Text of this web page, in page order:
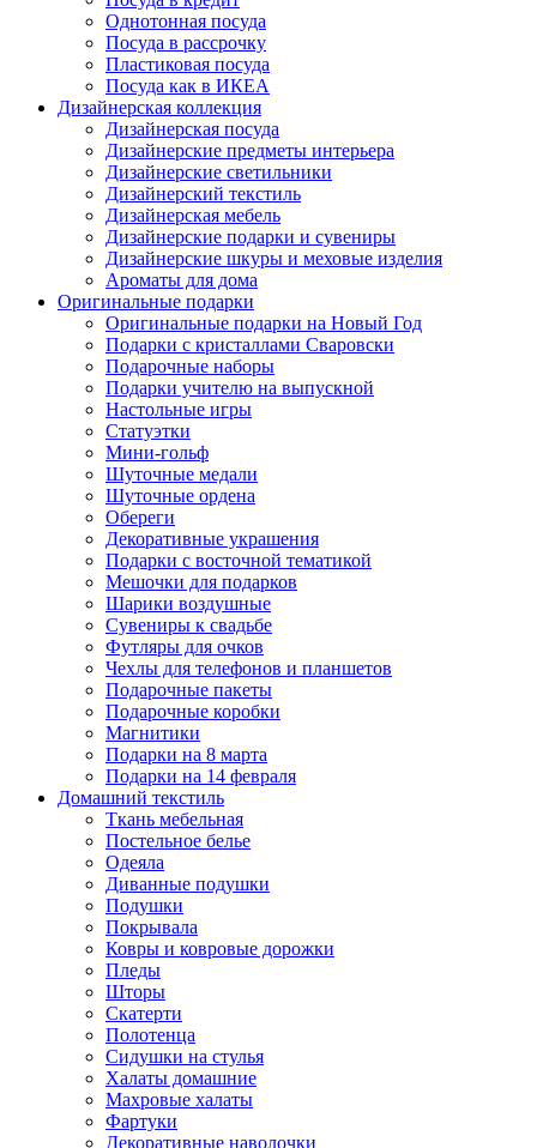
Однотонная посуда
Посуда в рассрочку
Пластиковая посуда
Посуда как в ИКЕА
Дизайнерская коллекция
Дизайнерская посуда
Дизайнерские предметы интерьера
Дизайнерские светильники
Дизайнерский текстиль
Дизайнерская мебель
Дизайнерские подарки и сувениры
Дизайнерские шкуры и меховые изделия
Ароматы для дома
Оригинальные подарки
Оригинальные подарки на Новый Год
Подарки с кристаллами Сваровски
Подарочные наборы
Подарки учителю на выпускной
Настольные игры
Статуэтки
Мини-гольф
Шуточные медали
Шуточные ордена
Обереги
Декоративные украшения
Подарки с восточной тематикой
Мешочки для подарков
Шарики воздушные
Сувениры к свадьбе
Футляры для очков
Чехлы для телефонов и планшетов
Подарочные пакеты
Подарочные коробки
Магнитики
Подарки на 8 марта
Подарки на 14 февраля
Домашний текстиль
Ткань мебельная
Постельное белье
Одеяла
Диванные подушки
Подушки
Покрывала
Ковры и ковровые дорожки
Пледы
Шторы
Скатерти
Полотенца
Сидушки на стулья
Халаты домашние
Махровые халаты
Фартуки
Декоративные наволочки